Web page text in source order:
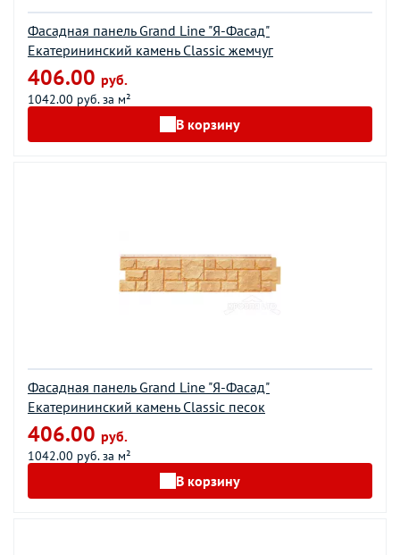
Фасадная панель Grand Line "Я-Фасад"
Екатерининский камень Classic жемчуг
406.00 руб.
1042.00 руб. за м²
В корзину
Фасадная панель Grand Line "Я-Фасад"
Екатерининский камень Classic песок
406.00 руб.
1042.00 руб. за м²
В корзину